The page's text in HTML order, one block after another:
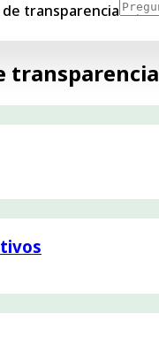
transparencia
transparencia